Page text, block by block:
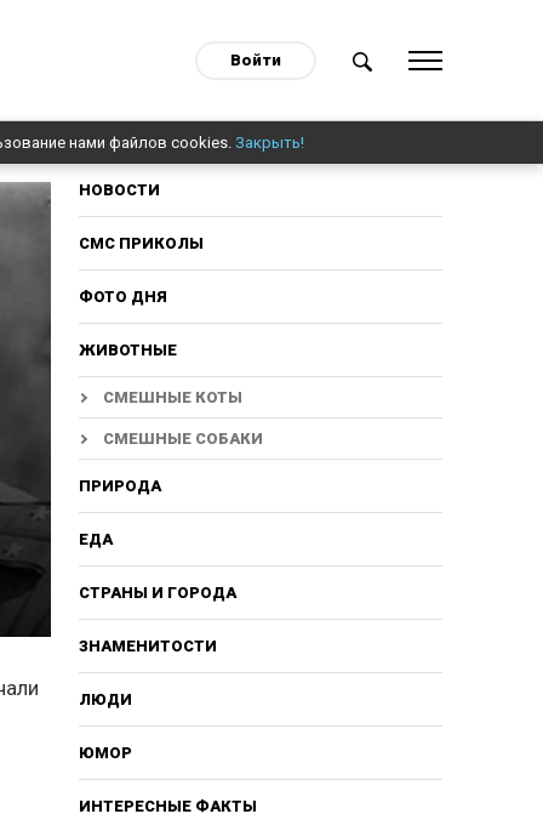
Войти
нами файлов cookies. Закрыть!
НОВОСТИ
СМС ПРИКОЛЫ
ФОТО ДНЯ
ЖИВОТНЫЕ
СМЕШНЫЕ КОТЫ
СМЕШНЫЕ СОБАКИ
ПРИРОДА
ЕДА
СТРАНЫ И ГОРОДА
ЗНАМЕНИТОСТИ
ЛЮДИ
ЮМОР
ИНТЕРЕСНЫЕ ФАКТЫ